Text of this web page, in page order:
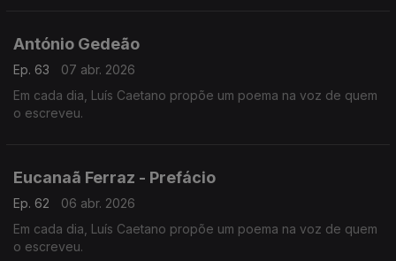
António Gedeão
Ep. 63
07 abr. 2026
Em cada dia, Luís Caetano propõe um poema na voz de quem
o escreveu.
Eucanaã Ferraz - Prefácio
Ep. 62
06 abr. 2026
Em cada dia, Luís Caetano propõe um poema na voz de quem
o escreveu.